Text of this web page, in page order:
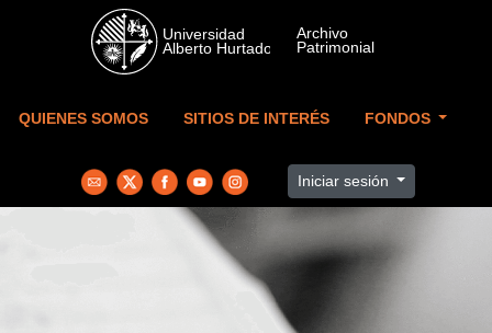
Skip to main content
QUIENES SOMOS SITIOS DE INTERÉS FONDOS
Iniciar sesión